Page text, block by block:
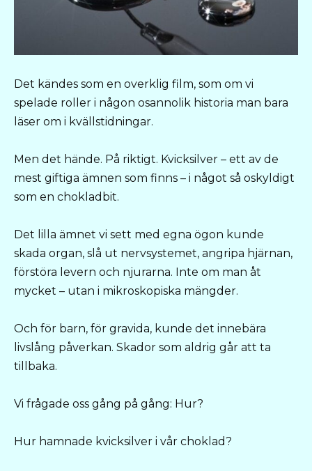
Det kändes som en overklig film, som om vi
spelade roller i någon osannolik historia man bara
läser om i kvällstidningar.
Men det hände. På riktigt. Kvicksilver – ett av de
mest giftiga ämnen som finns – i något så oskyldigt
som en chokladbit.
Det lilla ämnet vi sett med egna ögon kunde
skada organ, slå ut nervsystemet, angripa hjärnan,
förstöra levern och njurarna. Inte om man åt
mycket – utan i mikroskopiska mängder.
Och för barn, för gravida, kunde det innebära
livslång påverkan. Skador som aldrig går att ta
tillbaka.
Vi frågade oss gång på gång: Hur?
Hur hamnade kvicksilver i vår choklad?